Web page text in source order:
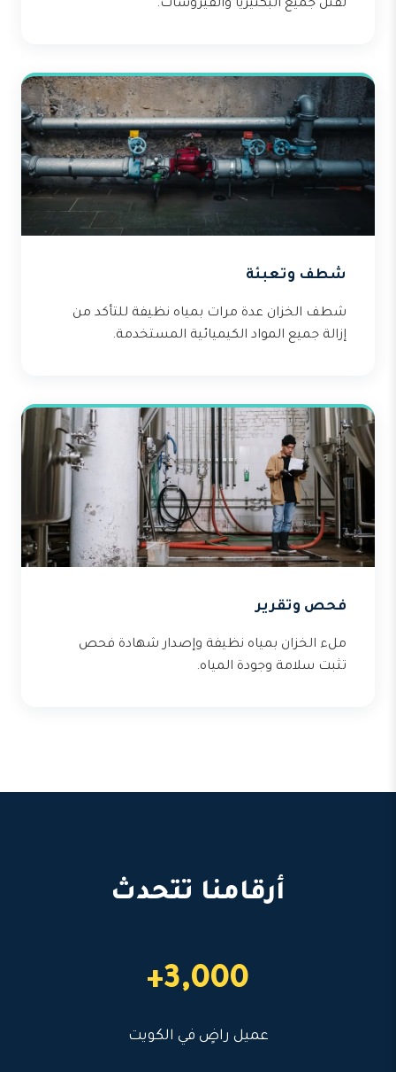
لقتل جميع البكتيريا والفيروسات.
شطف وتعبئة
شطف الخزان عدة مرات بمياه نظيفة للتأكد من
إزالة جميع المواد الكيميائية المستخدمة.
فحص وتقرير
ملء الخزان بمياه نظيفة وإصدار شهادة فحص
تثبت سلامة وجودة المياه.
أرقامنا تتحدث
3,000+
عميل راضٍ في الكويت